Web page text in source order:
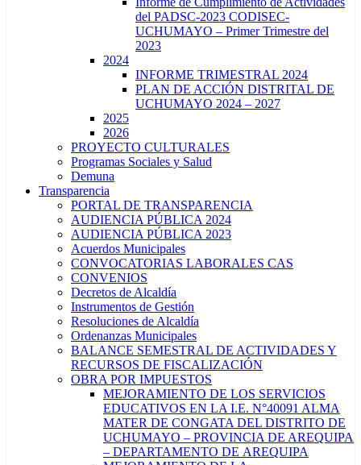
del PADSC-2023 CODISEC-
UCHUMAYO – Primer Trimestre del
2023
2024
INFORME TRIMESTRAL 2024
PLAN DE ACCIÓN DISTRITAL DE
UCHUMAYO 2024 – 2027
2025
2026
PROYECTO CULTURALES
Programas Sociales y Salud
Demuna
Transparencia
PORTAL DE TRANSPARENCIA
AUDIENCIA PÚBLICA 2024
AUDIENCIA PÚBLICA 2023
Acuerdos Municipales
CONVOCATORIAS LABORALES CAS
CONVENIOS
Decretos de Alcaldía
Instrumentos de Gestión
Resoluciones de Alcaldía
Ordenanzas Municipales
BALANCE SEMESTRAL DE ACTIVIDADES Y
RECURSOS DE FISCALIZACIÓN
OBRA POR IMPUESTOS
MEJORAMIENTO DE LOS SERVICIOS
EDUCATIVOS EN LA I.E. N°40091 ALMA
MATER DE CONGATA DEL DISTRITO DE
UCHUMAYO – PROVINCIA DE AREQUIPA
– DEPARTAMENTO DE AREQUIPA